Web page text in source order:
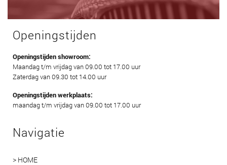
Openingstijden
Openingstijden showroom:
Maandag t/m vrijdag van 09.00 tot 17.00 uur
Zaterdag van 09.30 tot 14.00 uur
Openingstijden werkplaats:
maandag t/m vrijdag van 09.00 tot 17.00 uur
Navigatie
> HOME